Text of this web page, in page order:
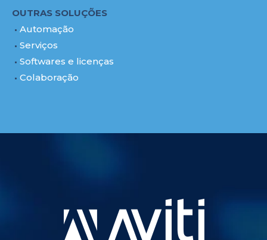
OUTRAS SOLUÇÕES
Automação
Serviços
Softwares e licenças
Colaboração